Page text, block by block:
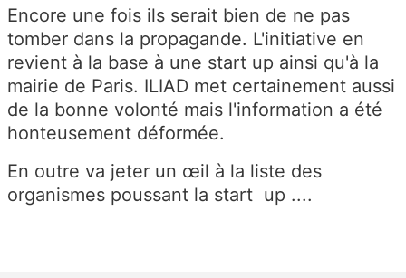
Encore une fois ils serait bien de ne pas
tomber dans la propagande. L'initiative en
revient à la base à une start up ainsi qu'à la
mairie de Paris. ILIAD met certainement aussi
de la bonne volonté mais l'information a été
honteusement déformée.
En outre va jeter un œil à la liste des
organismes poussant la start up ....